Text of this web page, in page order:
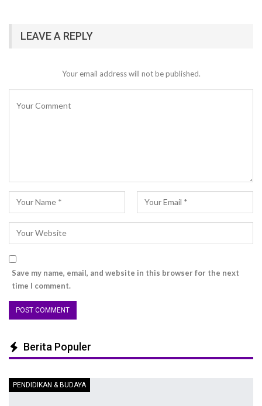
LEAVE A REPLY
Your email address will not be published.
Save my name, email, and website in this browser for the next
time I comment.
Berita Populer
PENDIDIKAN & BUDAYA